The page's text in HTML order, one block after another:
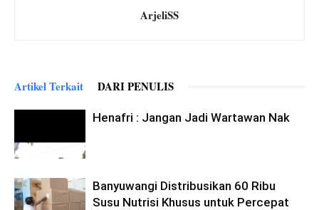
ArjeliSS
Artikel Terkait DARI PENULIS
Henafri : Jangan Jadi Wartawan Nak
Banyuwangi Distribusikan 60 Ribu
Susu Nutrisi Khusus untuk Percepat